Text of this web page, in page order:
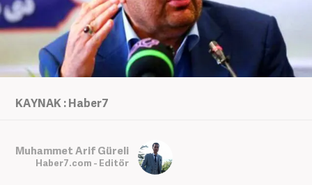
KAYNAK : Haber7
Muhammet Arif Güreli
Haber7.com - Editör